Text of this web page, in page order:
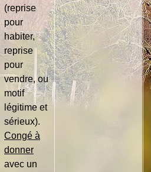
(reprise
pour
habiter,
reprise
pour
vendre, ou
motif
légitime et
sérieux).
Congé à
donner
avec un